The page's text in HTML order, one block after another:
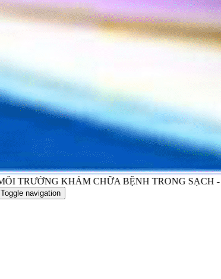
KHÁM CHỮA BỆNH TRONG SẠCH - NƠI
Toggle navigation